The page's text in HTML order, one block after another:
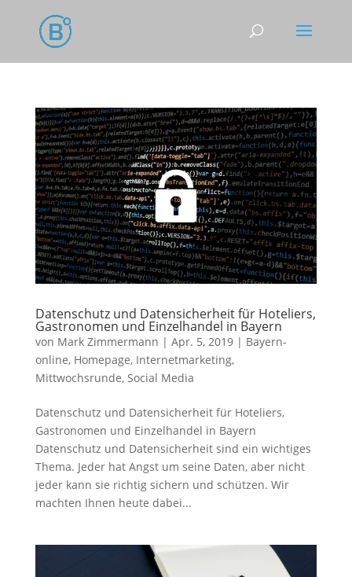
Datenschutz und Datensicherheit für Hoteliers,
Gastronomen und Einzelhandel in Bayern
von Mark Zimmermann | Apr. 5, 2019| Bayern-
online, Homepage, Internetmarketing,
Mittwochsrunde, Social Media
Datenschutz und Datensicherheit für Hoteliers,
Gastronomen und Einzelhandel in Bayern
Datenschutz und Datensicherheit sind ein wichtiges
Thema. Jeder hat Angst um seine Daten, aber nicht
jeder kann sie richtig sichern und schützen. Wir
machten Ihnen heute dabei...